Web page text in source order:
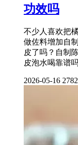
功效吗
不少人喜欢把
做佐料增加自
皮了吗？自制
皮泡水喝靠谱
2026-05-16 2782